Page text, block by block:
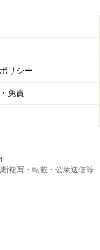
リシー
免責
複写・転載・公衆送信等